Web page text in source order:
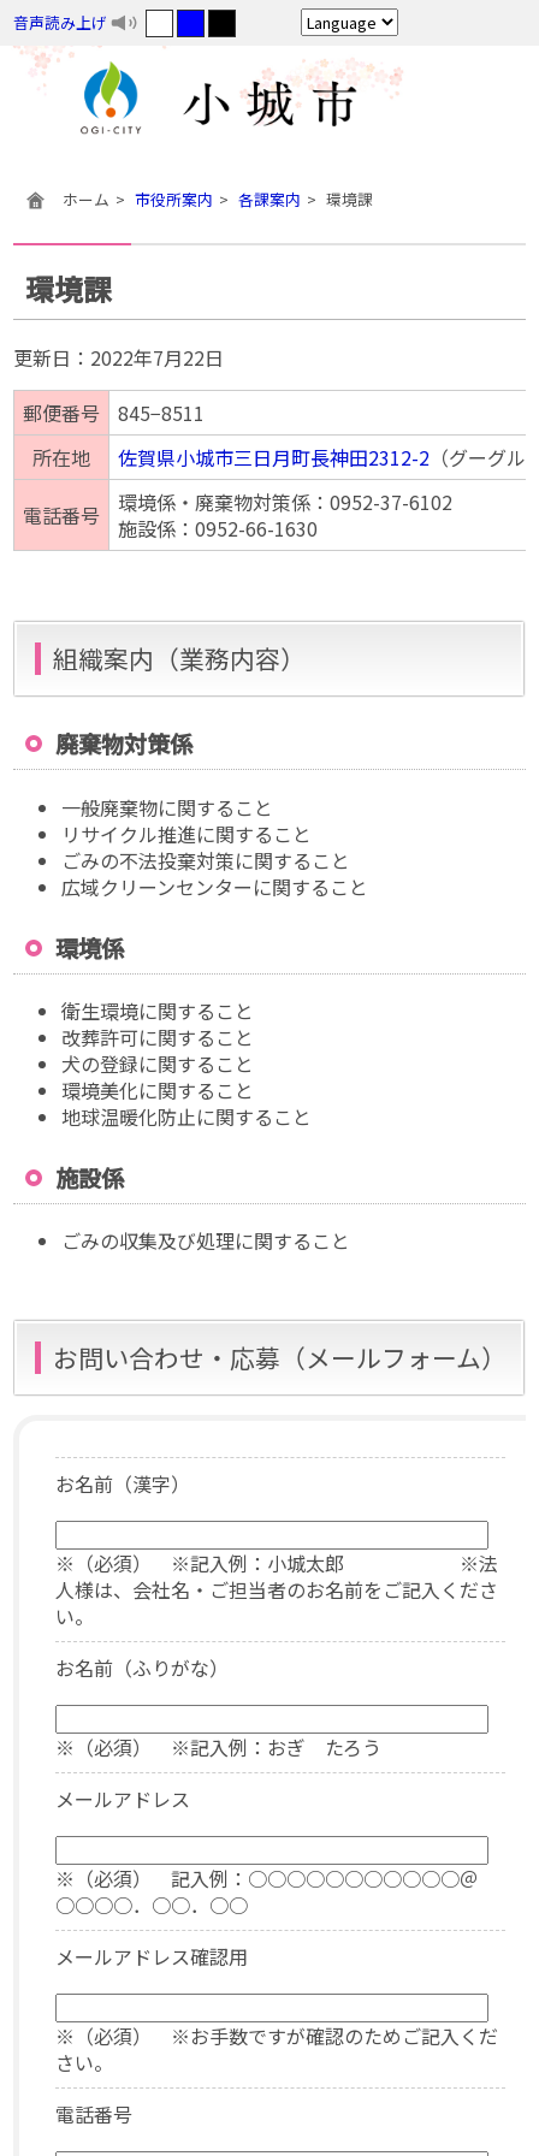
音声読み上げ
ホーム 市役所案内 各課案内 環境課
環境課
更新日： 2022年7月22日
郵便番号
845−8511
所在地
佐賀県小城市三日月町長神田2312-2 （グーグ
電話番号
環境係・廃棄物対策係：0952-37-6102
施設係：0952-66-1630
組織案内（業務内容）
廃棄物対策係
一般廃棄物に関すること
リサイクル推進に関すること
ごみの不法投棄対策に関すること
広域クリーンセンターに関すること
環境係
衛生環境に関すること
改葬許可に関すること
犬の登録に関すること
環境美化に関すること
地球温暖化防止に関すること
施設係
ごみの収集及び処理に関すること
お問い合わせ・応募（メールフォーム）
お名前（漢字）
※（必須） ※記入例：小城太郎 ※法
人様は、会社名・ご担当者のお名前をご記入くださ
い。
お名前（ふりがな）
※（必須） ※記入例：おぎ たろう
メールアドレス
※（必須） 記入例：○○○○○○○○○○○＠
○○○○．○○．○○
メールアドレス確認用
※（必須） ※お手数ですが確認のためご記入くだ
さい。
電話番号